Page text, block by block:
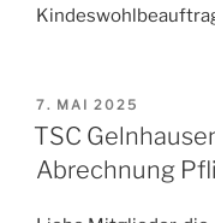
VERÖFFENTLICHT
AM
7. MAI 2025
TSC
Abrechnung